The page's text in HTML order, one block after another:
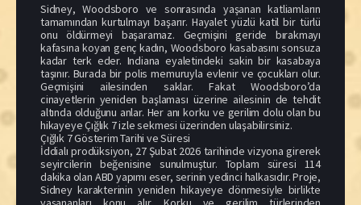
Sidney, Woodsboro ve sonrasında yaşanan katliamların
tamamından kurtulmayı başarır. Hayalet yüzlü katil bir türlü
onu öldürmeyi başaramaz. Geçmişini geride bırakmayı
kafasına koyan genç kadın, Woodsboro kasabasını sonsuza
kadar terk eder. Indiana eyaletindeki sakin bir kasabaya
taşınır. Burada bir polis memuruyla evlenir ve çocukları olur.
Geçmişini ailesinden saklar. Fakat Woodsboro’da
cinayetlerin yeniden başlaması üzerine ailesinin de tehdit
altında olduğunu anlar. Her anı korku ve gerilim dolu olan bu
hikayeye Çığlık 7 izle sekmesi üzerinden ulaşabilirsiniz.
Çığlık 7 Gösterim Tarihi ve Süresi
İddialı prodüksiyon, 27 Şubat 2026 tarihinde vizyona girerek
seyircilerin beğenisine sunulmuştur. Toplam süresi 114
dakika olan ABD yapımı eser, serinin yedinci halkasıdır. Proje,
Sidney karakterinin yeniden hikayeye dönmesiyle birlikte